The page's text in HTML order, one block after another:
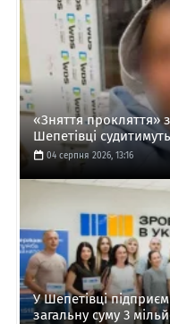
«Зняття прокляття»
Шепетівці
04 серпня 2026, 13:16
У Шепетівці
загальну суму 3